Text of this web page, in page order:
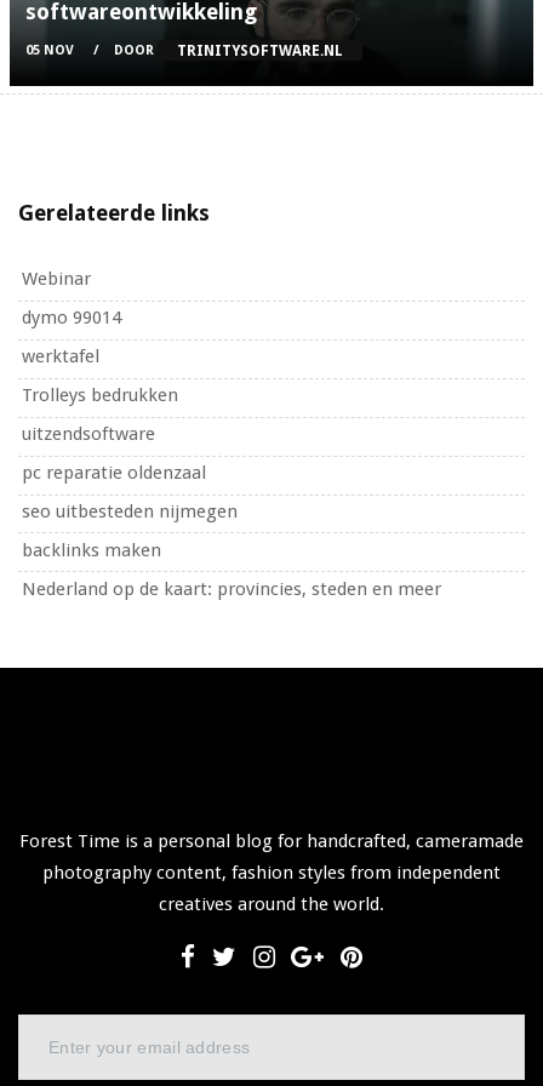
softwareontwikkeling
05 NOV DOOR TRINITYSOFTWARE.NL
Gerelateerde links
Webinar
dymo 99014
werktafel
Trolleys bedrukken
uitzendsoftware
pc reparatie oldenzaal
seo uitbesteden nijmegen
backlinks maken
Nederland op de kaart: provincies, steden en meer
Forest Time is a personal blog for handcrafted, cameramade
photography content, fashion styles from independent
creatives around the world.